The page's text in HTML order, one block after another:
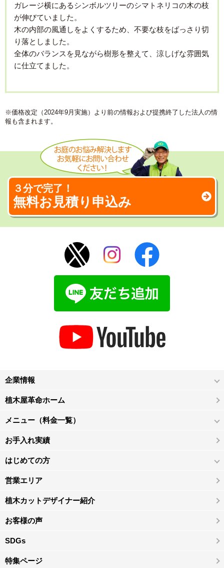
ガレージ横にあるシンボルツリーのシマトネリコの木の枝
が伸びていました。
木の内部の風通しをよくするため、不要な枝をばっさり切
り落としました。
全体のバランスを見ながら樹形を整えて、涼しげな雰囲気
に仕立てました。
※価格改定（2024年9月実施）より前の情報および提携終了した法人の情
報も含まれます。
３分で完了！
無料お見積り申込み
企業情報
植木屋革命ホーム
メニュー（料金一覧）
お手入れ実績
はじめての方
営業エリア
植木カットデザイナー紹介
お客様の声
SDGs
特集ページ